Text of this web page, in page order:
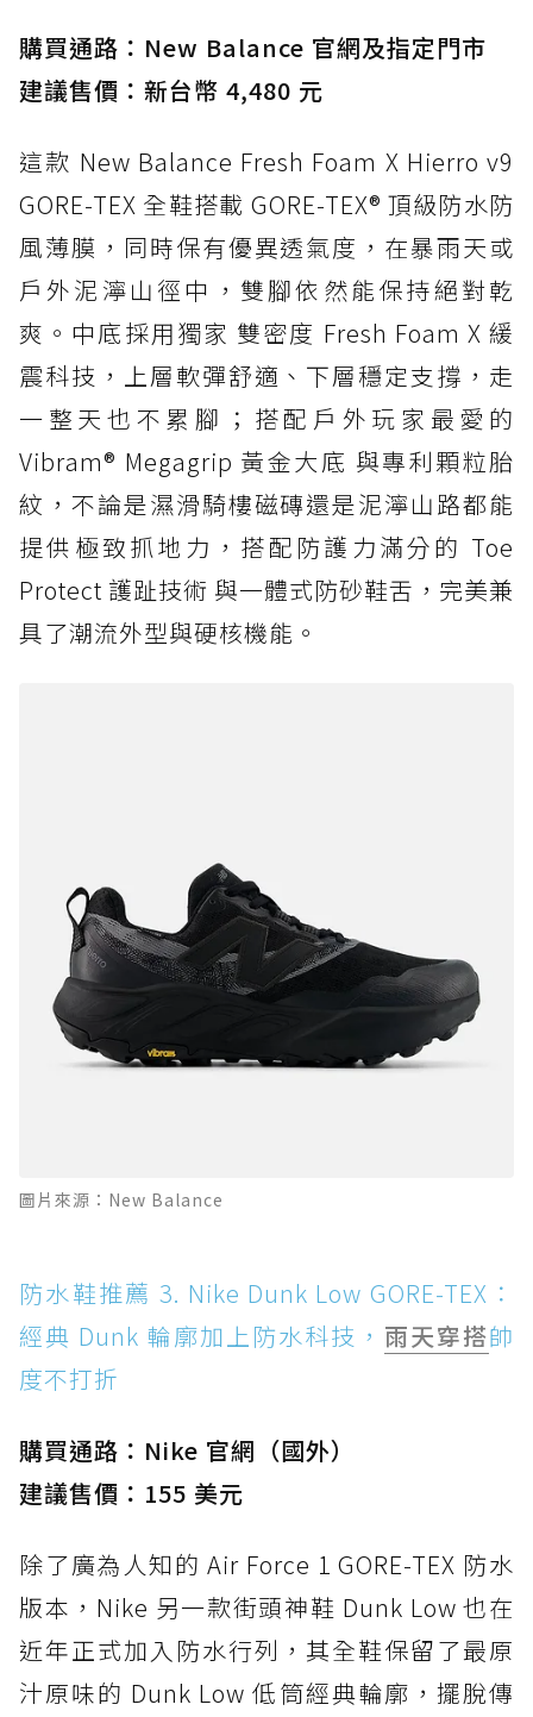
購買通路：New Balance 官網及指定門市
建議售價：新台幣 4,480 元
這款 New Balance Fresh Foam X Hierro v9
GORE-TEX 全鞋搭載 GORE-TEX® 頂級防水防
風薄膜，同時保有優異透氣度，在暴雨天或
戶外泥濘山徑中，雙腳依然能保持絕對乾
爽。中底採用獨家 雙密度 Fresh Foam X 緩
震科技，上層軟彈舒適、下層穩定支撐，走
一整天也不累腳；搭配戶外玩家最愛的
Vibram® Megagrip 黃金大底 與專利顆粒胎
紋，不論是濕滑騎樓磁磚還是泥濘山路都能
提供極致抓地力，搭配防護力滿分的 Toe
Protect 護趾技術 與一體式防砂鞋舌，完美兼
具了潮流外型與硬核機能。
圖片來源：New Balance
防水鞋推薦 3. Nike Dunk Low GORE-TEX：
經典 Dunk 輪廓加上防水科技， 雨天穿搭帥
度不打折
購買通路：Nike 官網（國外）
建議售價：155 美元
除了廣為人知的 Air Force 1 GORE-TEX 防水
版本，Nike 另一款街頭神鞋 Dunk Low 也在
近年正式加入防水行列，其全鞋保留了最原
汁原味的 Dunk Low 低筒經典輪廓，擺脫傳